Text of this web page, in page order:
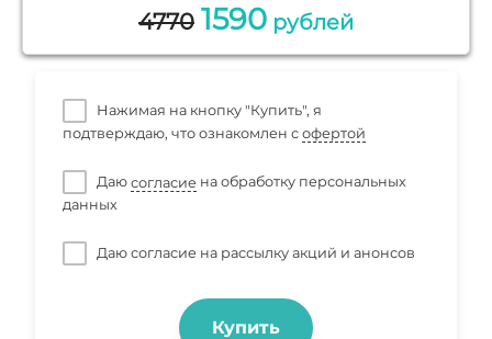
4770 1590 рублей
Нажимая на кнопку "Купить", я
подтверждаю, что ознакомлен с офертой
Даю согласиена обработку персональных
данных
Даю согласие на рассылку акций и анонсов
Купить